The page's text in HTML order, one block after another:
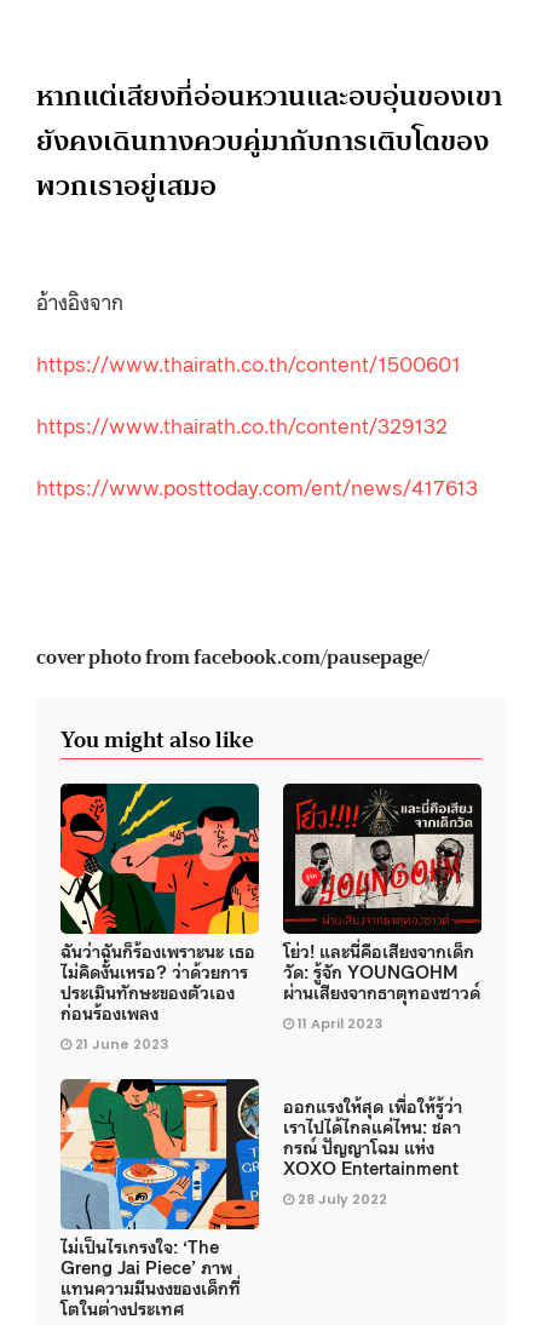
หากแต่เสียงที่อ่อนหวานและอบอุ่นของเขา
ยังคงเดินทางควบคู่มากับการเติบโตของ
พวกเราอยู่เสมอ
อ้างอิงจาก
https://www.thairath.co.th/content/1500601
https://www.thairath.co.th/content/329132
https://www.posttoday.com/ent/news/417613
cover photo from facebook.com/pausepage/
You might also like
ฉันว่าฉันก็ร้องเพราะนะ เธอ
ไม่คิดงั้นเหรอ? ว่าด้วยการ
ประเมินทักษะของตัวเอง
ก่อนร้องเพลง
21 June 2023
โย่ว! และนี่คือเสียงจากเด็ก
วัด: รู้จัก YOUNGOHM
ผ่านเสียงจากธาตุทองซาวด์
11 April 2023
ไม่เป็นไรเกรงใจ: ‘The
Greng Jai Piece’ ภาพ
แทนความมึนงงของเด็กที่
โตในต่างประเทศ
ออกแรงให้สุด เพื่อให้รู้ว่า
เราไปได้ไกลแค่ไหน: ชลา
กรณ์ ปัญญาโฉม แห่ง
XOXO Entertainment
28 July 2022